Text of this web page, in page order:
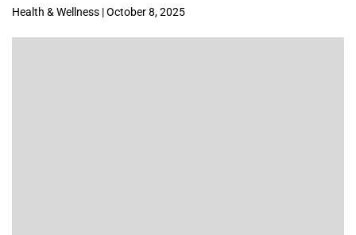
Health & Wellness | October 8, 2025